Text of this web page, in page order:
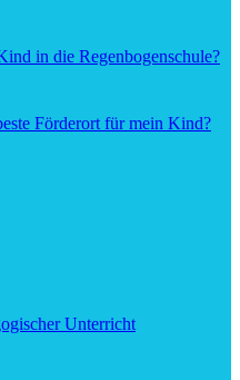
in die Regenbogenschule?
Förderort für mein Kind?
Unterricht